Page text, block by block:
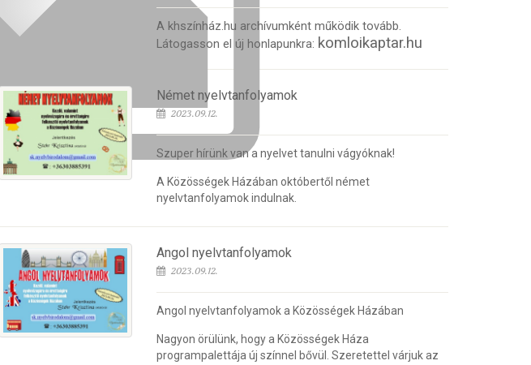
A khszínház.hu archívumként működik tovább.
Látogasson el új honlapunkra: komloikaptar.hu
Német nyelvtanfolyamok
2023.09.12.
Szuper hírünk van a nyelvet tanulni vágyóknak!
A Közösségek Házában októbertől német
nyelvtanfolyamok indulnak.
Angol nyelvtanfolyamok
2023.09.12.
Angol nyelvtanfolyamok a Közösségek Házában
Nagyon örülünk, hogy a Közösségek Háza
programpalettája új színnel bővül. Szeretettel várjuk az